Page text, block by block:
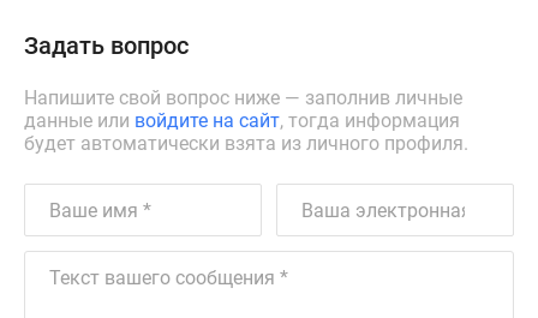
Задать вопрос
Напишите свой вопрос ниже — заполнив личные
данные или войдите на сайт, тогда информация
будет автоматически взята из личного профиля.